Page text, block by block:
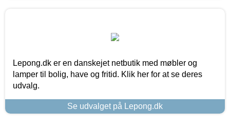
Lepong.dk er en danskejet netbutik med møbler og
lamper til bolig, have og fritid. Klik her for at se deres
udvalg.
Se udvalget på Lepong.dk